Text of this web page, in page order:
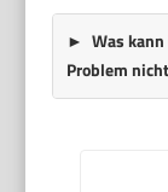
Was
Problem